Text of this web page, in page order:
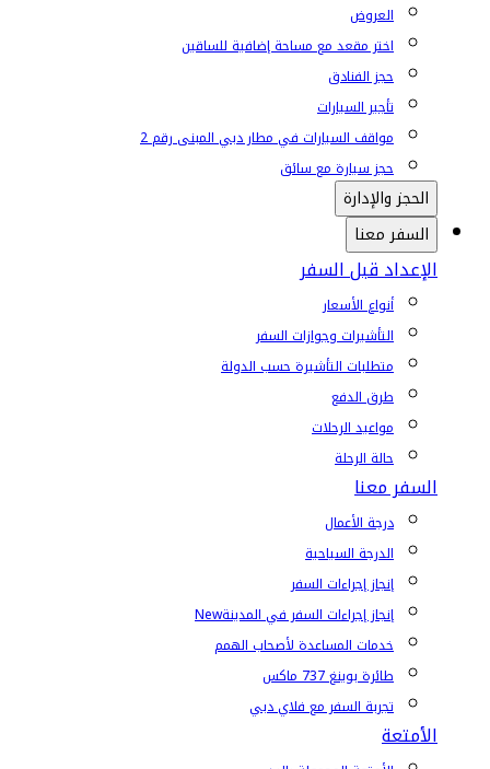
العروض
اختر مقعد مع مساحة إضافية للساقين
حجز الفنادق
تأجير السيارات
مواقف السيارات في مطار دبي المبنى رقم 2
حجز سيارة مع سائق
الحجز والإدارة
السفر معنا
الإعداد قبل السفر
أنواع الأسعار
التأشيرات وجوازات السفر
متطلبات التأشيرة حسب الدولة
طرق الدفع
مواعيد الرحلات
حالة الرحلة
السفر معنا
درجة الأعمال
الدرجة السياحية
إنجاز إجراءات السفر
إنجاز إجراءات السفر في المدينةNew
خدمات المساعدة لأصحاب الهمم
طائرة بوينغ 737 ماكس
تجربة السفر مع فلاي دبي
الأمتعة